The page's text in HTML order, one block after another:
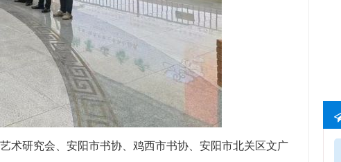
术研究会、安阳市书协、鸡西市书协、安阳市北关区文广